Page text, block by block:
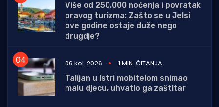
Više od 250.000 noćenja i povratak
pravog turizma: Zašto se u Jelsi
ove godine ostaje duže nego
drugdje?
06 kol. 2026
1 MIN. ČITANJA
Talijan u Istri mobitelom snimao
malu djecu, uhvatio ga zaštitar